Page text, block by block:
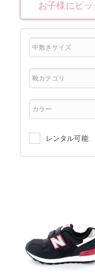
お子様にピ
レンタル可能